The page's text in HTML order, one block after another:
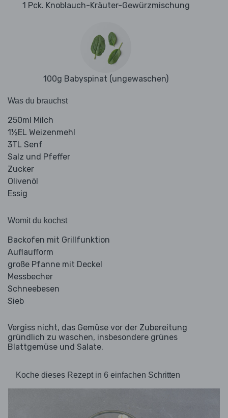
1 Pck. Knoblauch-Kräuter-Gewürzmischung
100g Babyspinat (ungewaschen)
Was du brauchst
250ml Milch
1½EL Weizenmehl
3TL Senf
Salz und Pfeffer
Zucker
Olivenöl
Essig
Womit du kochst
Backofen mit Grillfunktion
Auflaufform
große Pfanne mit Deckel
Messbecher
Schneebesen
Sieb
Vergiss nicht, das Gemüse vor der Zubereitung
gründlich zu waschen, insbesondere grünes
Blattgemüse und Salate.
Koche dieses Rezept in 6 einfachen Schritten